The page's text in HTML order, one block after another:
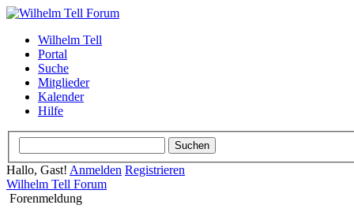
Wilhelm Tell
Portal
Suche
Mitglieder
Kalender
Hilfe
Hallo, Gast! Anmelden Registrieren
Wilhelm Tell Forum
Forenmeldung